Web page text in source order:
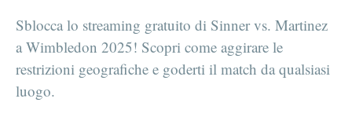
Sblocca lo streaming gratuito di Sinner vs. Martinez
a Wimbledon 2025! Scopri come aggirare le
restrizioni geografiche e goderti il match da qualsiasi
luogo.